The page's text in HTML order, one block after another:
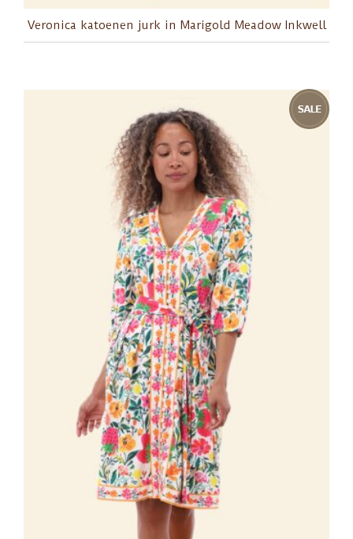
Veronica katoenen jurk in Marigold Meadow Inkwell